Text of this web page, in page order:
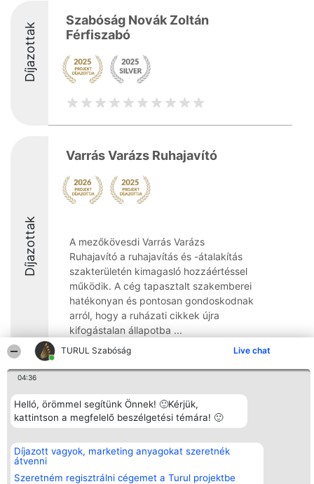
TURUL Szabóság Live chat
04:36
Helló, örömmel segítünk Önnek! 🙂Kérjük,
kattintson a megfelelő beszélgetési témára! 🙂
Díjazott vagyok, marketing anyagokat szeretnék
átvenni
Szeretném regisztrálni cégemet a Turul projektbe
Díjazottak
Szabóság Novák Zoltán
Férfiszabó
Díjazottak
Varrás Varázs Ruhajavító
A mezőkövesdi Varrás Varázs
Ruhajavító a ruhajavítás és -átalakítás
szakterületén kimagasló hozzáértéssel
működik. A cég tapasztalt szakemberei
hatékonyan és pontosan gondoskodnak
arról, hogy a ruházati cikkek újra
kifogástalan állapotba ...
8.5
Rangsorszervező
SC Beautiful Company S.R.L.
Bulevardul Aleea Timișul De
4, Ap. 13
Bukarest 53-238
tel: +363 033 425 71
Népszavazás
Nyertesek
Az összes
listája
Szabályok
Polityka
Elérhetőség